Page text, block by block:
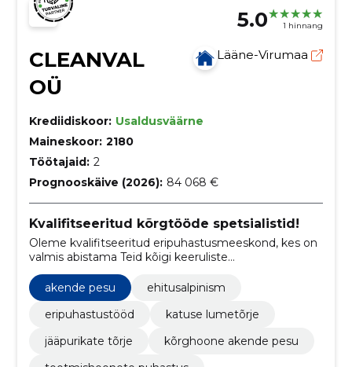
5.0 1 hinnang
CLEANVAL
OÜ
Lääne-Virumaa
Krediidiskoor: Usaldusväärne
Maineskoor: 2180
Töötajaid: 2
Prognooskäive (2026): 84 068 €
Kvalifitseeritud kõrgtööde spetsialistid!
Oleme kvalifitseeritud eripuhastusmeeskond, kes on
valmis abistama Teid kõigi keeruliste
akende pesu
ehitusalpinism
eripuhastustööd
katuse lumetõrje
jääpurikate tõrje
kõrghoone akende pesu